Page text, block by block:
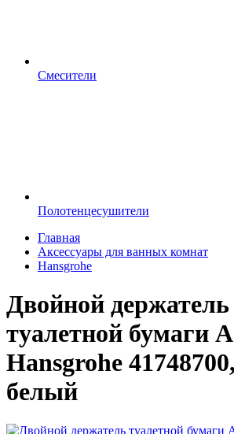
Смесители
Полотенцесушители
Главная
Аксессуары для ванных комнат
Hansgrohe
Двойной держатель
туалетной бумаги
Hansgrohe
белый